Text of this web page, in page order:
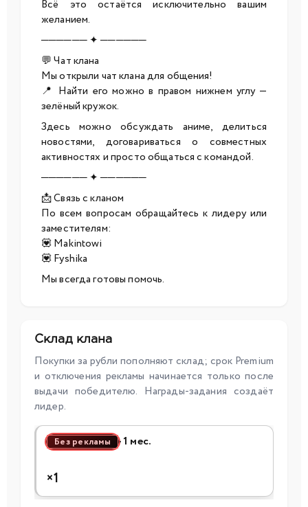
Всё это остаётся исключительно вашим
желанием.
────── ✦ ──────
💬 Чат клана
Мы открыли чат клана для общения!
📍 Найти его можно в правом нижнем углу —
зелёный кружок.
Здесь можно обсуждать аниме, делиться
новостями, договариваться о совместных
активностях и просто общаться с командой.
────── ✦ ──────
📩 Связь с кланом
По всем вопросам обращайтесь к лидеру или
заместителям:
💟 Makintowi
💟 Fyshika
Мы всегда готовы помочь.
Склад клана
Покупки за рубли пополняют склад; срок Premium
и отключения рекламы начинается только после
выдачи победителю. Награды-задания создаёт
лидер.
Без рекламы · 1 мес.
×1